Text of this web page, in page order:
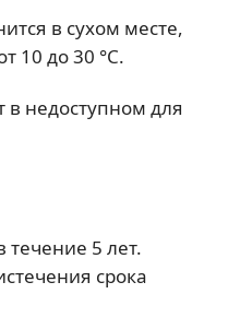
в сухом месте,
10 до 30 °С.
в недоступном для
5 лет.
срока